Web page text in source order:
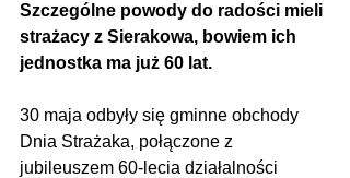
Szczególne powody do radości mieli
strażacy z Sierakowa, bowiem ich
jednostka ma już 60 lat.
30 maja odbyły się gminne obchody
Dnia Strażaka, połączone z
jubileuszem 60-lecia działalności